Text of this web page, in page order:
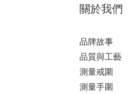
關於我們
品牌故事
品質與工藝
測量戒圍
測量手圍